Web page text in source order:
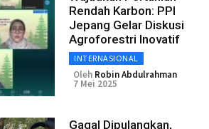
Rendah Karbon: PPI
Jepang Gelar Diskusi
Agroforestri Inovatif
INTERNASIONAL
Oleh Robin Abdulrahman
7 Mei 2025
Gagal Dipulangkan,